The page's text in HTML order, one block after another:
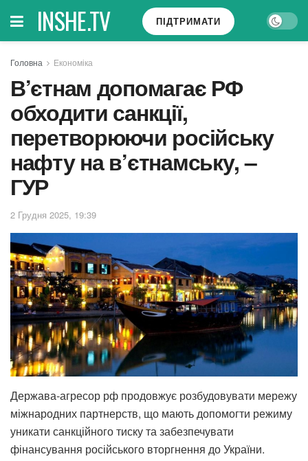
INSHE.TV ПІДТРИМАТИ
Головна Економіка
В’єтнам допомагає РФ
обходити санкції,
перетворюючи російську
нафту на в’єтнамську, –
ГУР
2 Грудня 2025, 19:39
Держава-агресор рф продовжує розбудовувати мережу
міжнародних партнерств, що мають допомогти режиму
уникати санкційного тиску та забезпечувати
фінансування російського вторгнення до України.